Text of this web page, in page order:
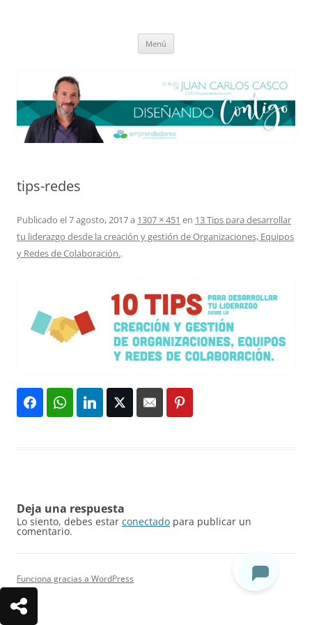
Menú
tips-redes
Publicado el7 agosto, 2017a 1307 × 451 en 13 Tips para desarrollar
tu liderazgo desde la creación y gestión de Organizaciones, Equipos
y Redes de Colaboración..
Deja una respuesta
Lo siento, debes estar conectado para publicar un
comentario.
Funciona gracias a WordPress